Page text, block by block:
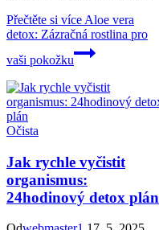
Přečtěte si více Aloe vera
detox: Zázračná rostlina pro
vaši pokožku
Očista
Jak rychle vyčistit
organismus:
24hodinový detox plán